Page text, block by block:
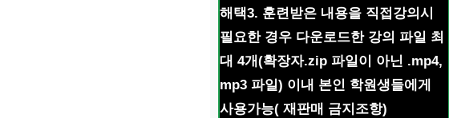
해택3. 훈련받은 내용을 직접강의시
필요한 경우 다운로드한 강의 파일 최
대 4개(확장자.zip 파일이 아닌 .mp4,
mp3 파일) 이내 본인 학원생들에게
사용가능( 재판매 금지조항)